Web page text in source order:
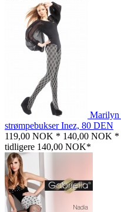
Marilyn
strømpebukser Inez, 80 DEN
119,00 NOK * 140,00 NOK *
tidligere 140,00 NOK*